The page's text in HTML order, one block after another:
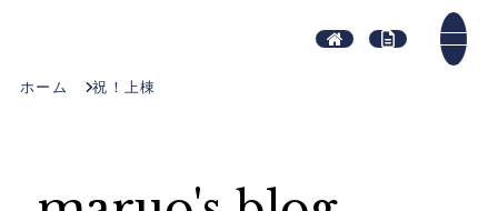
ホーム 祝！上棟